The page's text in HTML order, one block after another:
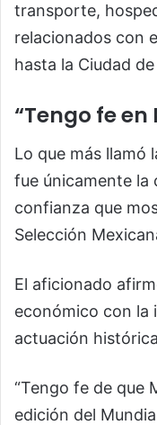
transporte,
relacionados con
hasta la Ciudad
“Tengo fe en
Lo que más llamó
fue únicamente la
confianza que
Selección
El aficionado
económico con la
actuación
“Tengo fe de que
edición del